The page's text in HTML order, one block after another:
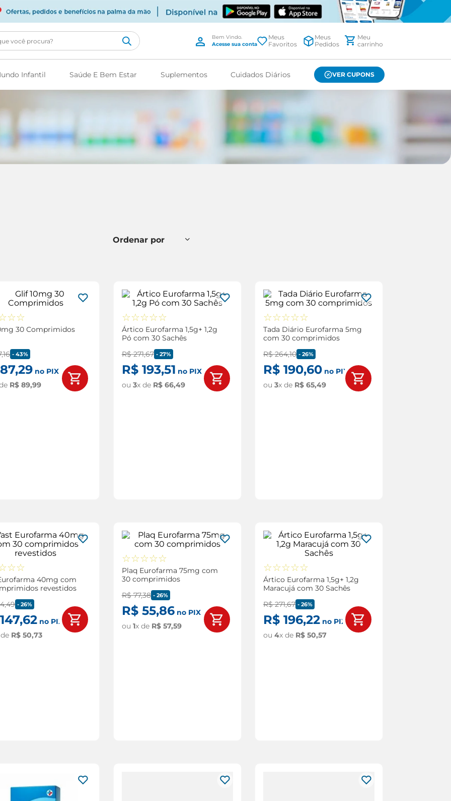
Meus
Favoritos
Meus
Pedidos
Infantil Saúde E Bem Estar Suplementos Cuidados Diários VER CUPONS
☆☆
30 Comprimidos
,16 -43%
87,29 no PIX
R$ 89,99
☆☆☆☆☆
Ártico Eurofarma 1,5g+ 1,2g
Pó com 30 Sachês
R$ 271,67 - 27%
R$ 193,51 no PIX
ou 3x de R$ 66,49
☆☆☆☆☆
Tada Diário Eurofarma 5mg
com 30 comprimidos
R$ 264,10 - 26%
R$ 190,60no PIX
ou 3x de R$ 65,49
☆☆
40mg com
revestidos
,49 -26%
147,62 no PIX
R$ 50,73
☆☆☆☆☆
Plaq Eurofarma 75mg com
30 comprimidos
R$ 77,38 - 26%
R$ 55,86no PIX
ou 1x de R$ 57,59
☆☆☆☆☆
Ártico Eurofarma 1,5g+ 1,2g
Maracujá com 30 Sachês
R$ 271,67 - 26%
R$ 196,22no PIX
ou 4x de R$ 50,57